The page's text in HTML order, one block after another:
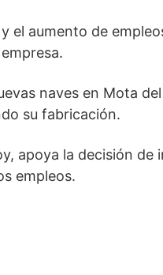
el aumento de
naves en Mota
su fabricación.
apoya la decisión de
empleos.